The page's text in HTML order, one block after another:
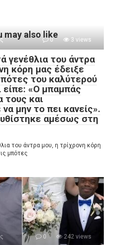
may also like
0 3 views
γενέθλια του άντρα
κόρη μας έδειξε
του καλύτερού
είπε: «Ο μπαμπάς
τους και
μην το πει κανείς».
αμέσως στη
του άντρα μου, η τρίχρονη κόρη
μπότες
0 242 views